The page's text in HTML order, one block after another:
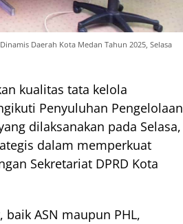
Daerah Kota Medan Tahun 2025, Selasa
kualitas tata kelola
Penyuluhan Pengelolaan
dilaksanakan pada Selasa,
dalam memperkuat
Sekretariat DPRD Kota
ASN maupun PHL,